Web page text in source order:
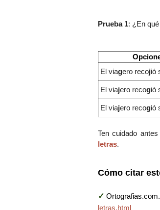
Prueba 1: ¿En
El viagero recojió
El viajero recogió
El viajero recogió
Ten cuidado
letras.
Cómo citar
✓
letras.html